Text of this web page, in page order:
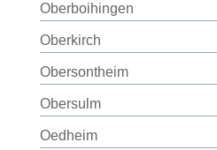
Oberboihingen
Oberkirch
Obersontheim
Obersulm
Oedheim